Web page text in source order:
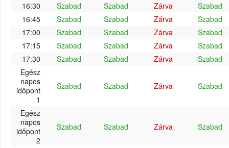
16:30 Szabad Szabad Zárva
Szabad
16:45
Szabad Szabad Zárva
Szabad
17:00
Szabad Szabad Zárva
Szabad
17:15
Szabad Szabad Zárva
Szabad
17:30
Szabad Szabad Zárva
Szabad
Egész
napos
időpont
1
Szabad Szabad Zárva Szabad
Egész
napos
időpont
2
Szabad Szabad Zárva Szabad